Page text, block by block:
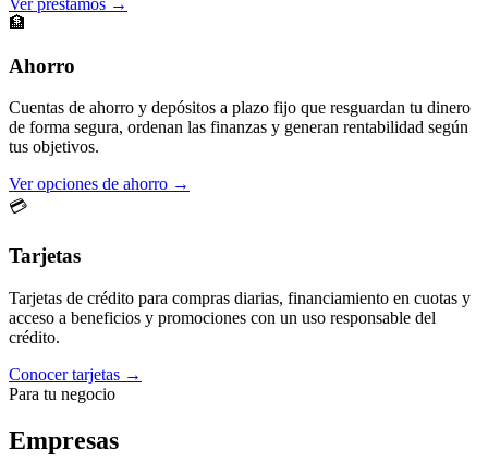
Ver préstamos →
🏦
Ahorro
Cuentas de ahorro y depósitos a plazo fijo que resguardan tu dinero
de forma segura, ordenan las finanzas y generan rentabilidad según
tus objetivos.
Ver opciones de ahorro →
💳
Tarjetas
Tarjetas de crédito para compras diarias, financiamiento en cuotas y
acceso a beneficios y promociones con un uso responsable del
crédito.
Conocer tarjetas →
Para tu negocio
Empresas